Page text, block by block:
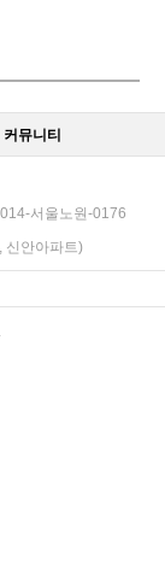
커뮤니티
서울노원-0176
신안아파트)